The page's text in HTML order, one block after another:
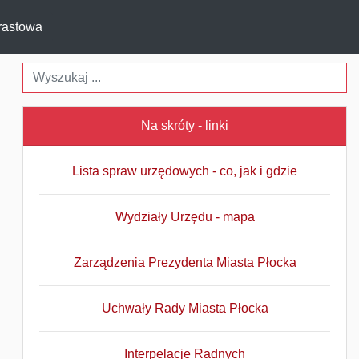
Na skróty - linki
Lista spraw urzędowych - co, jak i gdzie
Wydziały Urzędu - mapa
Zarządzenia Prezydenta Miasta Płocka
Uchwały Rady Miasta Płocka
Interpelacje Radnych